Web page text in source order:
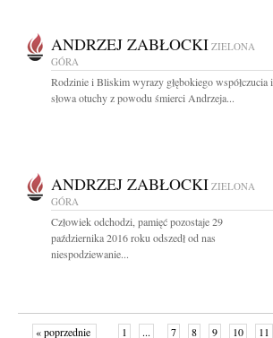
ANDRZEJ ZABŁOCKI ZIELONA
GÓRA
Rodzinie i Bliskim wyrazy głębokiego współczucia i
słowa otuchy z powodu śmierci Andrzeja...
ANDRZEJ ZABŁOCKI ZIELONA
GÓRA
Człowiek odchodzi, pamięć pozostaje 29
października 2016 roku odszedł od nas
niespodziewanie...
« poprzednie 1 ... 7 8 9 10 11